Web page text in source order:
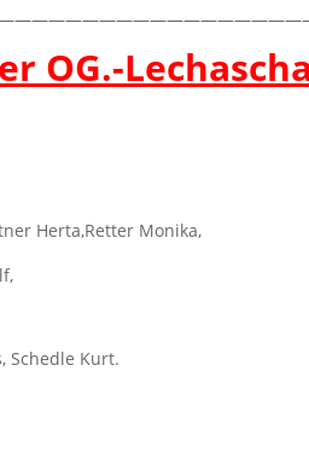
OG.-
Herta,Retter Monika,
Schedle Kurt.